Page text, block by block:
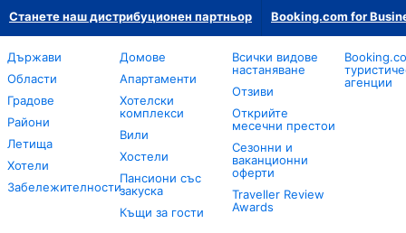
Станете наш дистрибуционен партньор Booking.com for
Държави
Области
Градове
Райони
Летища
Хотели
Забележителности
Домове
Апартаменти
Хотелски
комплекси
Вили
Хостели
Пансиони със
закуска
Къщи за гости
Всички видове
настаняване
Отзиви
Открийте
месечни престои
Сезонни и
ваканционни
оферти
Traveller Review
Awards
агенции